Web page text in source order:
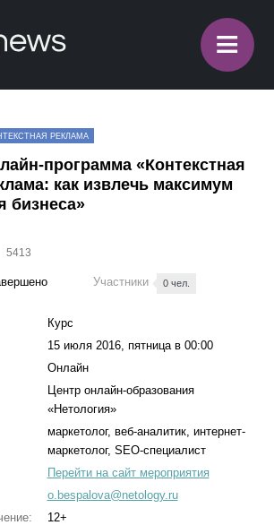
≡
РЕКЛАМА
программа «Контекстная
как извлечь максимум
бизнеса»
5413
Участники 0 чел.
Курс
15 июля 2016, пятница в 00:00
Онлайн
Центр онлайн-образования
«Нетология»
маркетолог, веб-аналитик, интернет-
маркетолог, SEO-специалист
Перейти на сайт мероприятия
o.bespalova@netology.ru
12+